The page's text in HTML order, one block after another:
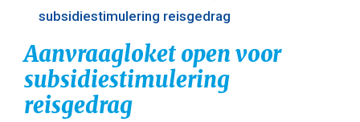
subsidiestimulering reisgedrag
Aanvraagloket open voor
subsidiestimulering
reisgedrag